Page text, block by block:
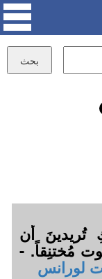
تُريدينَ أن
مُختنِقاً. -
لورانس